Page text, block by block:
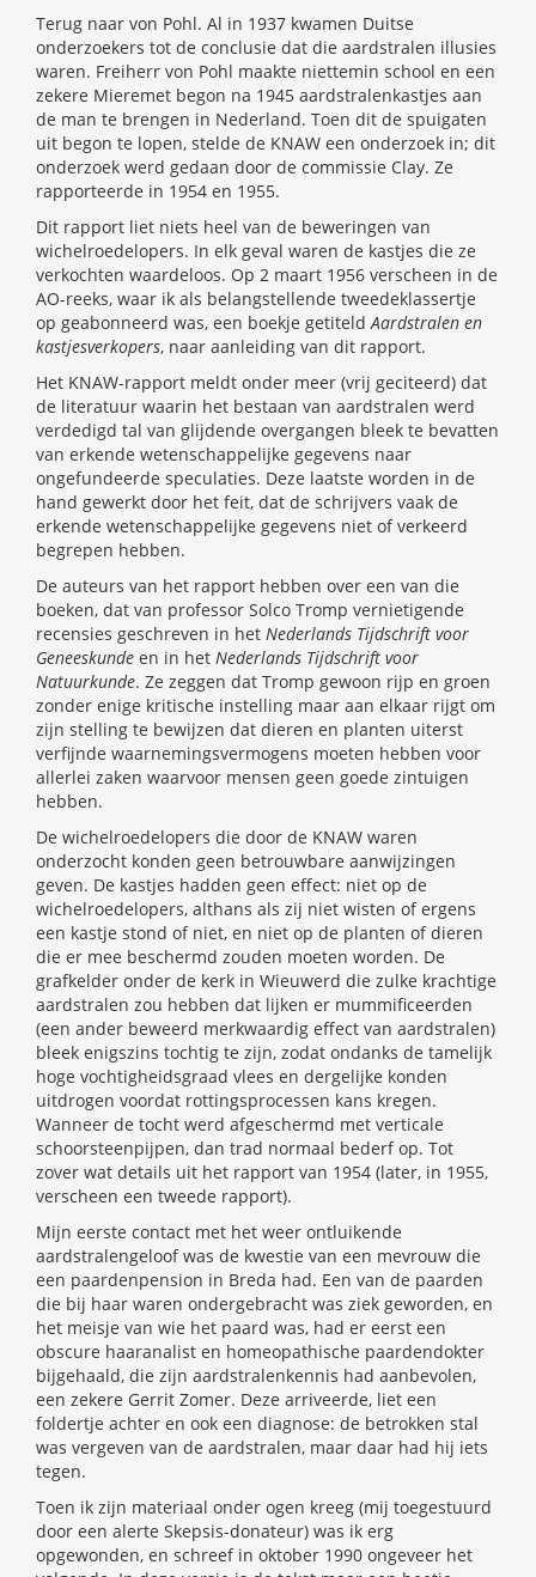
Terug naar von Pohl. Al in 1937 kwamen Duitse
onderzoekers tot de conclusie dat die aardstralen illusies
waren. Freiherr von Pohl maakte niettemin school en een
zekere Mieremet begon na 1945 aardstralenkastjes aan
de man te brengen in Nederland. Toen dit de spuigaten
uit begon te lopen, stelde de KNAW een onderzoek in; dit
onderzoek werd gedaan door de commissie Clay. Ze
rapporteerde in 1954 en 1955.
Dit rapport liet niets heel van de beweringen van
wichelroedelopers. In elk geval waren de kastjes die ze
verkochten waardeloos. Op 2 maart 1956 verscheen in de
AO-reeks, waar ik als belangstellende tweedeklassertje
op geabonneerd was, een boekje getiteld Aardstralen en
kastjesverkopers, naar aanleiding van dit rapport.
Het KNAW-rapport meldt onder meer (vrij geciteerd) dat
de literatuur waarin het bestaan van aardstralen werd
verdedigd tal van glijdende overgangen bleek te bevatten
van erkende wetenschappelijke gegevens naar
ongefundeerde speculaties. Deze laatste worden in de
hand gewerkt door het feit, dat de schrijvers vaak de
erkende wetenschappelijke gegevens niet of verkeerd
begrepen hebben.
De auteurs van het rapport hebben over een van die
boeken, dat van professor Solco Tromp vernietigende
recensies geschreven in het Nederlands Tijdschrift voor
Geneeskunde en in het Nederlands Tijdschrift voor
Natuurkunde. Ze zeggen dat Tromp gewoon rijp en groen
zonder enige kritische instelling maar aan elkaar rijgt om
zijn stelling te bewijzen dat dieren en planten uiterst
verfijnde waarnemingsvermogens moeten hebben voor
allerlei zaken waarvoor mensen geen goede zintuigen
hebben.
De wichelroedelopers die door de KNAW waren
onderzocht konden geen betrouwbare aanwijzingen
geven. De kastjes hadden geen effect: niet op de
wichelroedelopers, althans als zij niet wisten of ergens
een kastje stond of niet, en niet op de planten of dieren
die er mee beschermd zouden moeten worden. De
grafkelder onder de kerk in Wieuwerd die zulke krachtige
aardstralen zou hebben dat lijken er mummificeerden
(een ander beweerd merkwaardig effect van aardstralen)
bleek enigszins tochtig te zijn, zodat ondanks de tamelijk
hoge vochtigheidsgraad vlees en dergelijke konden
uitdrogen voordat rottingsprocessen kans kregen.
Wanneer de tocht werd afgeschermd met verticale
schoorsteenpijpen, dan trad normaal bederf op. Tot
zover wat details uit het rapport van 1954 (later, in 1955,
verscheen een tweede rapport).
Mijn eerste contact met het weer ontluikende
aardstralengeloof was de kwestie van een mevrouw die
een paardenpension in Breda had. Een van de paarden
die bij haar waren ondergebracht was ziek geworden, en
het meisje van wie het paard was, had er eerst een
obscure haaranalist en homeopathische paardendokter
bijgehaald, die zijn aardstralenkennis had aanbevolen,
een zekere Gerrit Zomer. Deze arriveerde, liet een
foldertje achter en ook een diagnose: de betrokken stal
was vergeven van de aardstralen, maar daar had hij iets
tegen.
Toen ik zijn materiaal onder ogen kreeg (mij toegestuurd
door een alerte Skepsis-donateur) was ik erg
opgewonden, en schreef in oktober 1990 ongeveer het